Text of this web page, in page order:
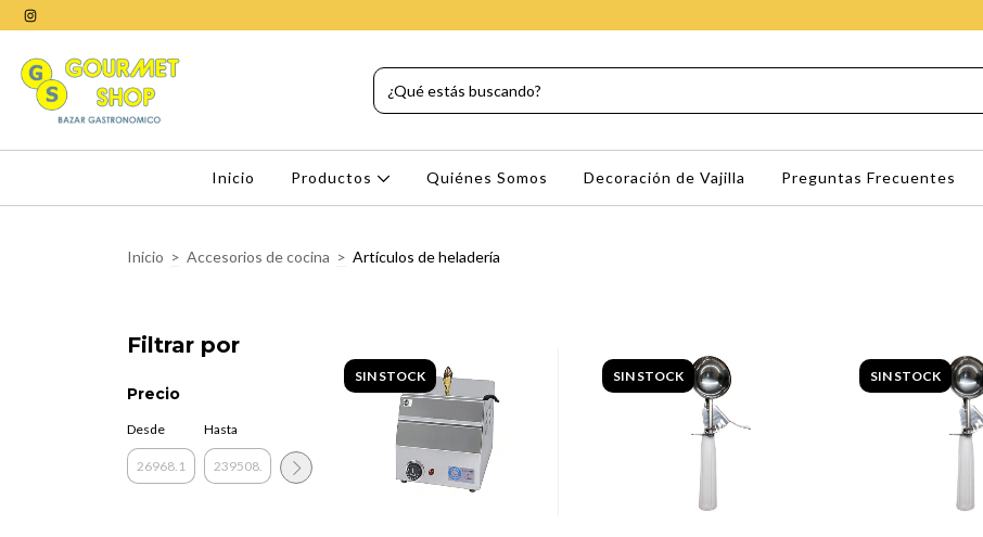
Inicio Productos Quiénes Somos Decoración de Vajilla Preguntas Frecuentes
Inicio > Accesorios de cocina > Artículos de heladería
Filtrar por
Precio
Desde Hasta
SIN STOCK SIN STOCK SIN STOCK